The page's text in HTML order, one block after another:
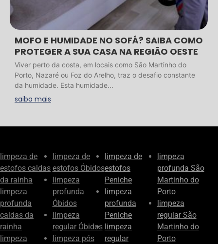
MOFO E HUMIDADE NO SOFÁ? SAIBA COMO
PROTEGER A SUA CASA NA REGIÃO OESTE
Viver perto da costa, em locais como São Martinho do
Porto, Nazaré ou Foz do Arelho, traz o desafio constante
da humidade. Esta humidade...
saiba mais
limpeza de
estofos caldas
da rainha
limpeza
profunda
caldas da
rainha
limpeza
limpeza de
estofos Óbidos
limpeza
profunda
Óbidos
limpeza
regular Óbidos
limpeza pós
limpeza de
estofos
Peniche
limpeza
profunda
Peniche
limpeza
regular
limpeza
profunda São
Martinho do
Porto
limpeza
regular São
Martinho do
Porto